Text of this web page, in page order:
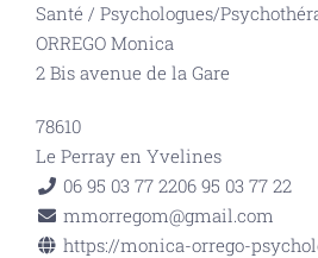
Santé / Psychologues/
ORREGO Monica
2 Bis avenue de la Gare
78610
Le Perray en Yvelines
06 95 03 77 2206 95 03 77 22
mmorregom@gmail.com
https://monica-orrego-